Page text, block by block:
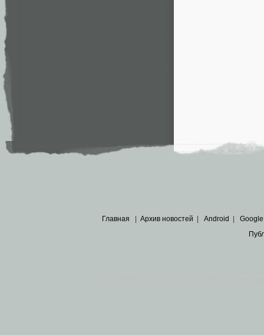
Главная Архив новостей Android Google